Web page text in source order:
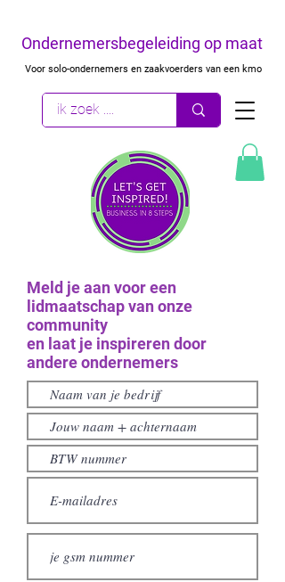
Ondernemersbegeleiding op maat
Voor solo-ondernemers en zaakvoerders van een kmo
Meld je aan voor een
lidmaatschap van onze
community
en laat je inspireren door
andere ondernemers